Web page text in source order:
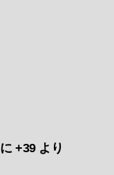
に+39より